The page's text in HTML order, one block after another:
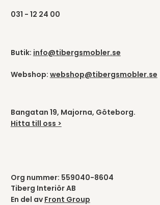
031 - 12 24 00
Butik: info@tibergsmobler.se
Webshop: webshop@tibergsmobler.se
Bangatan 19, Majorna, Göteborg.
Hitta till oss >
Org nummer: 559040-8604
Tiberg Interiör AB
En del av Front Group